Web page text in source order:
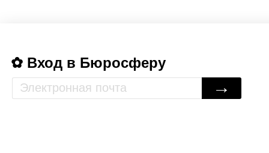
Вход в Бюросферу
→